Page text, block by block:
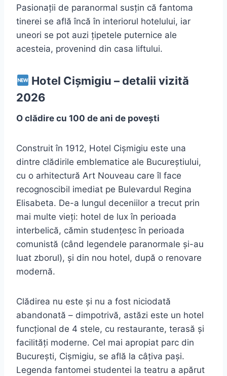
Pasionații de paranormal susțin că fantoma
tinerei se află încă în interiorul hotelului, iar
uneori se pot auzi țipetele puternice ale
acesteia, provenind din casa liftului.
Hotel Cișmigiu – detalii vizită
2026
O clădire cu 100 de ani de povești
Construit în 1912, Hotel Cișmigiu este una
dintre clădirile emblematice ale Bucureștiului,
cu o arhitectură Art Nouveau care îl face
recognoscibil imediat pe Bulevardul Regina
Elisabeta. De-a lungul deceniilor a trecut prin
mai multe vieți: hotel de lux în perioada
interbelică, cămin studențesc în perioada
comunistă (când legendele paranormale și-au
luat zborul), și din nou hotel, după o renovare
modernă.
Clădirea nu este și nu a fost niciodată
abandonată – dimpotrivă, astăzi este un hotel
funcțional de 4 stele, cu restaurante, terasă și
facilități moderne. Cel mai apropiat parc din
București, Cișmigiu, se află la câțiva pași.
Legenda fantomei studentei la teatru a apărut